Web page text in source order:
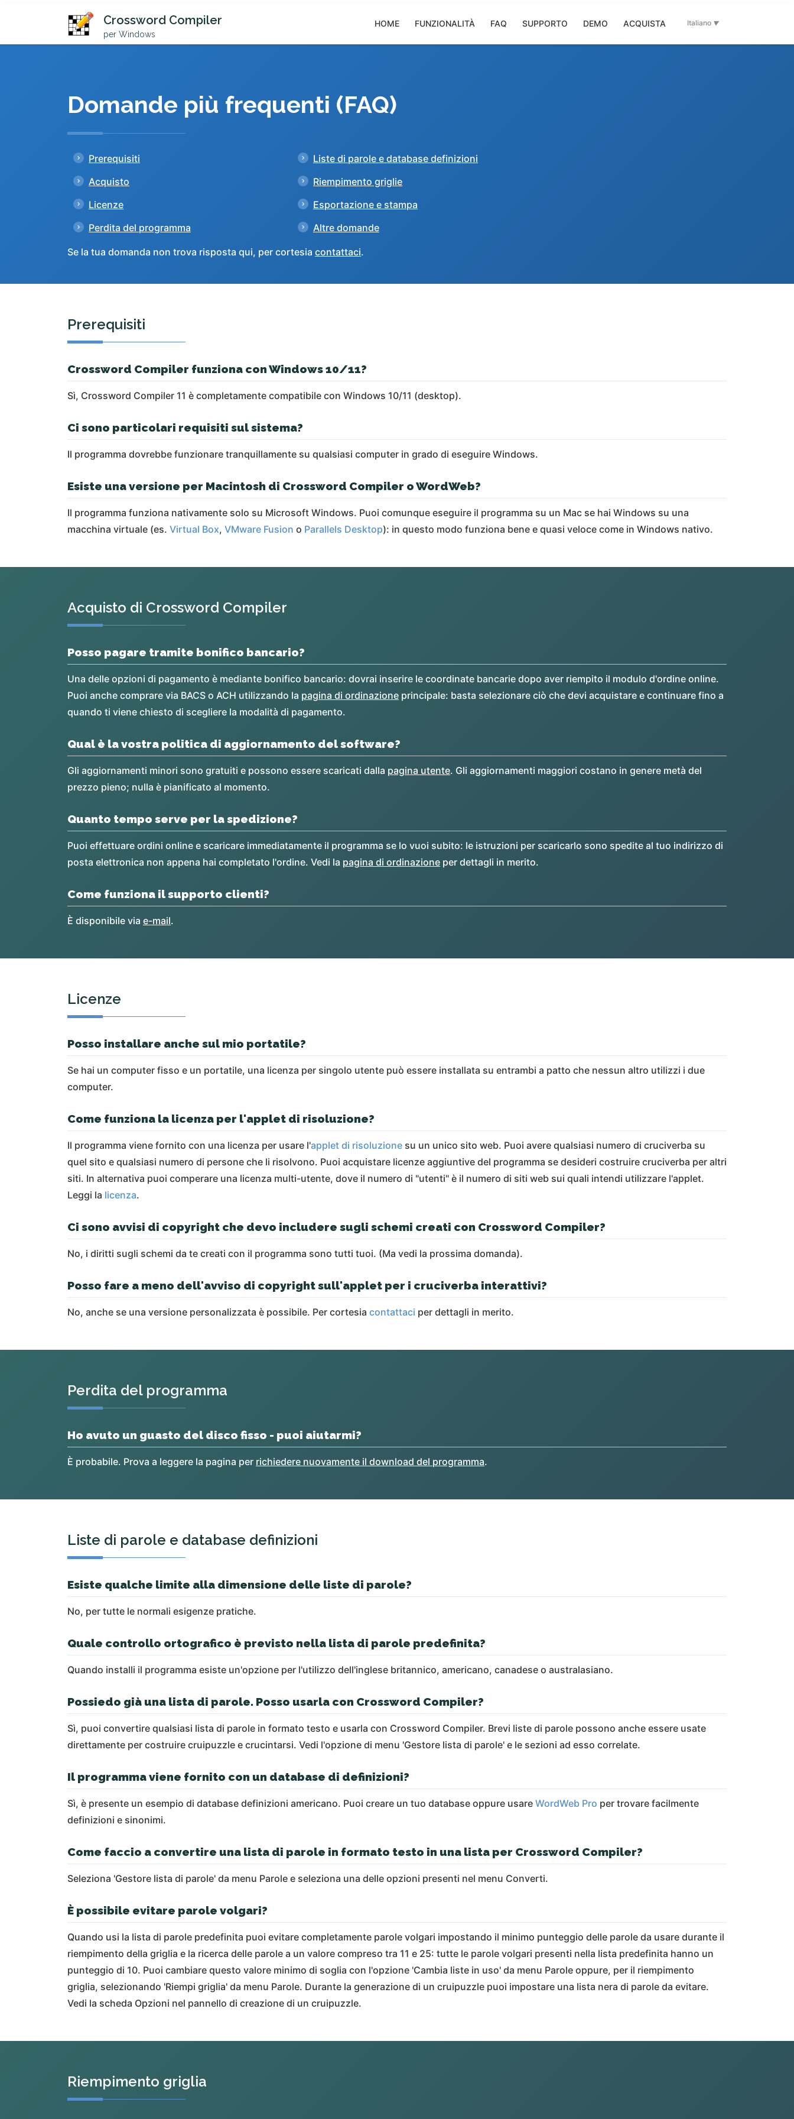
Crossword Compiler
per Windows
HOME FUNZIONALITÀ FAQ SUPPORTO DEMO ACQUISTA Italiano
Domande più frequenti (FAQ)
Prerequisiti
Acquisto
Licenze
Perdita del programma
Liste di parole e database definizioni
Riempimento griglie
Esportazione e stampa
Altre domande
Se la tua domanda non trova risposta qui, per cortesia contattaci.
Prerequisiti
Crossword Compiler funziona con Windows 10/11?
Sì, Crossword Compiler 11 è completamente compatibile con Windows 10/11 (desktop).
Ci sono particolari requisiti sul sistema?
Il programma dovrebbe funzionare tranquillamente su qualsiasi computer in grado di eseguire Windows.
Esiste una versione per Macintosh di Crossword Compiler o WordWeb?
Il programma funziona nativamente solo su Microsoft Windows. Puoi comunque eseguire il programma su un Mac se hai Windows su una
macchina virtuale (es. Virtual Box, VMware Fusion o Parallels Desktop): in questo modo funziona bene e quasi veloce come in Windows nativo.
Acquisto di Crossword Compiler
Posso pagare tramite bonifico bancario?
Una delle opzioni di pagamento è mediante bonifico bancario: dovrai inserire le coordinate bancarie dopo aver riempito il modulo d'ordine online.
Puoi anche comprare via BACS o ACH utilizzando la pagina di ordinazione principale: basta selezionare ciò che devi acquistare e continuare fino a
quando ti viene chiesto di scegliere la modalità di pagamento.
Qual è la vostra politica di aggiornamento del software?
Gli aggiornamenti minori sono gratuiti e possono essere scaricati dalla pagina utente. Gli aggiornamenti maggiori costano in genere metà del
prezzo pieno; nulla è pianificato al momento.
Quanto tempo serve per la spedizione?
Puoi effettuare ordini online e scaricare immediatamente il programma se lo vuoi subito: le istruzioni per scaricarlo sono spedite al tuo indirizzo di
posta elettronica non appena hai completato l'ordine. Vedi la pagina di ordinazione per dettagli in merito.
Come funziona il supporto clienti?
È disponibile via e-mail.
Licenze
Posso installare anche sul mio portatile?
Se hai un computer fisso e un portatile, una licenza per singolo utente può essere installata su entrambi a patto che nessun altro utilizzi i due
computer.
Come funziona la licenza per l'applet di risoluzione?
Il programma viene fornito con una licenza per usare l'applet di risoluzione su un unico sito web. Puoi avere qualsiasi numero di cruciverba su
quel sito e qualsiasi numero di persone che li risolvono. Puoi acquistare licenze aggiuntive del programma se desideri costruire cruciverba per altri
siti. In alternativa puoi comperare una licenza multi-utente, dove il numero di "utenti" è il numero di siti web sui quali intendi utilizzare l'applet.
Leggi la licenza.
Ci sono avvisi di copyright che devo includere sugli schemi creati con Crossword Compiler?
No, i diritti sugli schemi da te creati con il programma sono tutti tuoi. (Ma vedi la prossima domanda).
Posso fare a meno dell'avviso di copyright sull'applet per i cruciverba interattivi?
No, anche se una versione personalizzata è possibile. Per cortesia contattaci per dettagli in merito.
Perdita del programma
Ho avuto un guasto del disco fisso - puoi aiutarmi?
È probabile. Prova a leggere la pagina per richiedere nuovamente il download del programma.
Liste di parole e database definizioni
Esiste qualche limite alla dimensione delle liste di parole?
No, per tutte le normali esigenze pratiche.
Quale controllo ortografico è previsto nella lista di parole predefinita?
Quando installi il programma esiste un'opzione per l'utilizzo dell'inglese britannico, americano, canadese o australasiano.
Possiedo già una lista di parole. Posso usarla con Crossword Compiler?
Sì, puoi convertire qualsiasi lista di parole in formato testo e usarla con Crossword Compiler. Brevi liste di parole possono anche essere usate
direttamente per costruire cruipuzzle e crucintarsi. Vedi l'opzione di menu 'Gestore lista di parole' e le sezioni ad esso correlate.
Il programma viene fornito con un database di definizioni?
Sì, è presente un esempio di database definizioni americano. Puoi creare un tuo database oppure usare WordWeb Pro per trovare facilmente
definizioni e sinonimi.
Come faccio a convertire una lista di parole in formato testo in una lista per Crossword Compiler?
Seleziona 'Gestore lista di parole' da menu Parole e seleziona una delle opzioni presenti nel menu Converti.
È possibile evitare parole volgari?
Quando usi la lista di parole predefinita puoi evitare completamente parole volgari impostando il minimo punteggio delle parole da usare durante il
riempimento della griglia e la ricerca delle parole a un valore compreso tra 11 e 25: tutte le parole volgari presenti nella lista predefinita hanno un
punteggio di 10. Puoi cambiare questo valore minimo di soglia con l'opzione 'Cambia liste in uso' da menu Parole oppure, per il riempimento
griglia, selezionando 'Riempi griglia' da menu Parole. Durante la generazione di un cruipuzzle puoi impostare una lista nera di parole da evitare.
Vedi la scheda Opzioni nel pannello di creazione di un cruipuzzle.
Riempimento griglia